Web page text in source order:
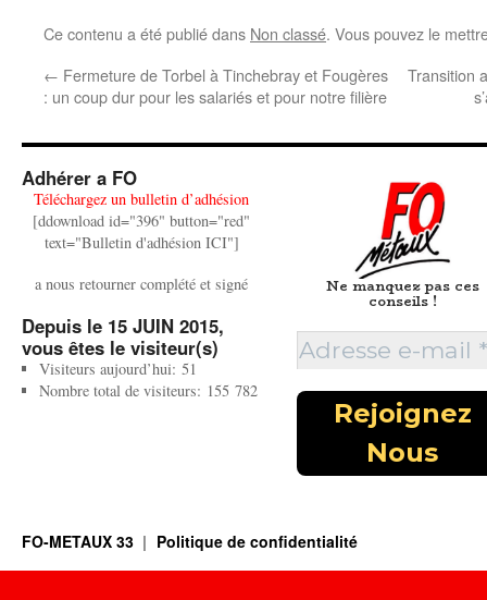
Ce contenu a été publié dans Non classé. Vous pouvez le
← Fermeture de Torbel à Tinchebray et Fougères
: un coup dur pour les salariés et pour notre filière
Transition
Adhérer a FO
Téléchargez un bulletin d’adhésion
[ddownload id="396" button="red"
text="Bulletin d'adhésion ICI"]
a nous retourner complété et signé
Depuis le 15 JUIN 2015,
vous êtes le visiteur(s)
Visiteurs aujourd’hui: 51
Nombre total de visiteurs: 155 782
Ne manquez pas ces
conseils !
FO-METAUX 33 Politique de confidentialité